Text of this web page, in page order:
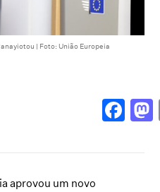
| Foto: União Europeia
aprovou um novo